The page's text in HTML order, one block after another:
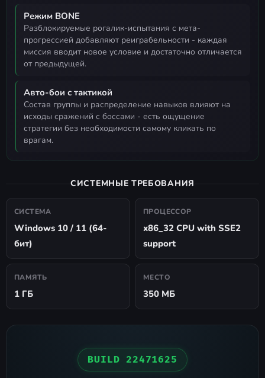
Режим BONE
разблокируемые рогалик-испытания с мета-
прогрессией добавляют реиграбельности - каждая
миссия вводит новое условие и достаточно отличается
от предыдущей.
Авто-бои с тактикой
состав группы и распределение навыков влияют на
исходы сражений с боссами - есть ощущение
стратегии без необходимости самому кликать по
врагам.
СИСТЕМНЫЕ ТРЕБОВАНИЯ
СИСТЕМА
Windows 10 / 11 (64-
бит)
ПРОЦЕССОР
x86_32 CPU with SSE2
support
ПАМЯТЬ
1 ГБ
МЕСТО
350 МБ
BUILD 22471625